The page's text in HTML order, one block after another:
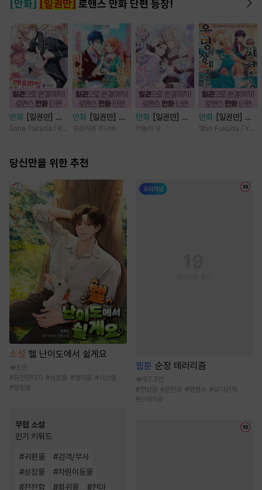
[만화] [일권만] 로맨스 만화 단편 등장!
만화
[일권만] 매
료 마법에 걸린 척
사랑꾼이 되었습니
Sane Takada / Koki Fuyutsuki
만화
[일권만] 내
게 간섭하지 않겠
바라봅니다 [단행
쿠로카와 쿠사비
만화
[일권만] 죽
을 뻔한 늑대가 운
카놀라 유
만화
[일권만] 전
하께서는 오늘도
Shin Fukuda / Yoko
당신만을 위한 추천
소설 헬 난이도에서 쉴게요
5만
#퓨전판타지 #성장물 #영지물 #시스템
# 힐링물
무협 소설
인기 키워드
#귀환물 #검객/무사
#성장물 #차원이동물
#잔잔함 #회귀물 #천마
웹툰 순정 테러리즘
57.7만
#연상공 #문란공 #평범수 #삼각관계
#쓰레기공